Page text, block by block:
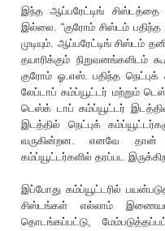
இந்த ஆப்பரேட்டிங்
இல்லை. “குரோம் சிஸ்டம் பதிந்த
முடியும். ஆப்பரேட்டிங் சிஸ்டம்
தயாரிக்கும் நிறுவனங்களிடம்
குரோம் ஓ.எஸ். பதிந்த நெட்புக்
லேப்டாப் கம்ப்யூட்டர் மற்றும்
டெஸ்க் டாப் கம்ப்யூட்டர்
இடத்தில் நெட்புக்
வருகின்றன. எனவே தான்
கம்ப்யூட்டர்களில் தரப்பட
இப்போது கம்ப்யூட்டரில்
சிஸ்டங்கள் எல்லாம்
தொடங்கப்பட்டு,